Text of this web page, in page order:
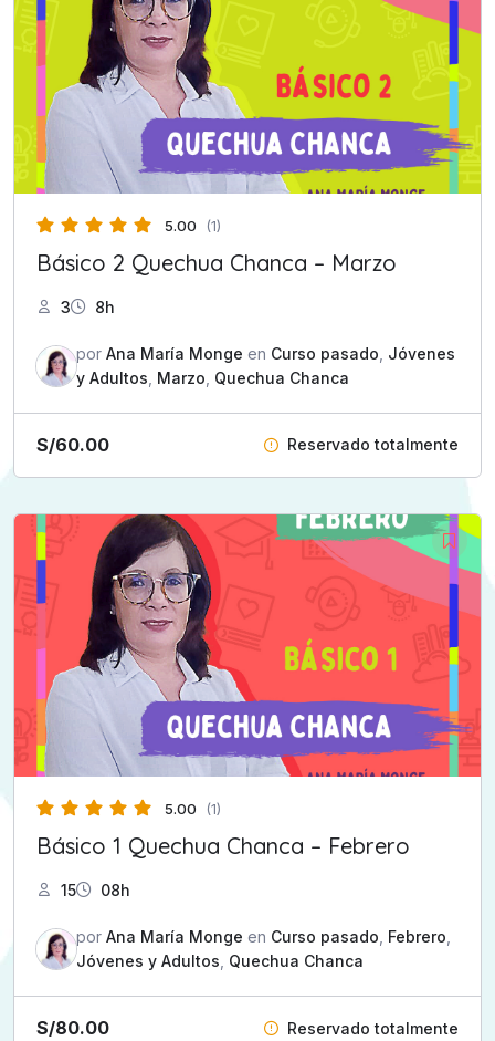
5.00 (1)
Básico 2 Quechua Chanca – Marzo
3 8h
por Ana María Monge en Curso pasado Jóvenes
y Adultos Marzo Quechua Chanca
S/60.00 Reservado totalmente
5.00 (1)
Básico 1 Quechua Chanca – Febrero
15 08h
por Ana María Monge en Curso pasado Febrero
Jóvenes y Adultos Quechua Chanca
S/80.00 Reservado totalmente